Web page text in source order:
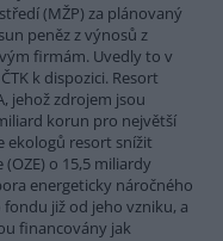
(MŽP) za plánovaný
peněz z výnosů z
firmám. Uvedly to v
k dispozici. Resort
jehož zdrojem jsou
korun pro největší
ekologů resort snížit
o 15,5 miliardy
energeticky náročného
již od jeho vzniku, a
financovány jak